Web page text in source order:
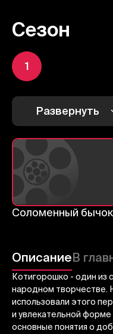
Сезон
1
Развернуть
Соломенный бычок
ОписаниеВ
Котигорошко - один из
народном творчестве.
использовали этого
и увлекательной
основные понятия о
Отменить